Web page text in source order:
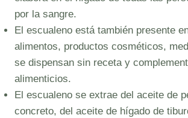
por la sangre.
El escualeno está también presente
alimentos, productos cosméticos,
se dispensan sin receta y
alimenticios.
El escualeno se extrae del aceite de
concreto, del aceite de hígado de